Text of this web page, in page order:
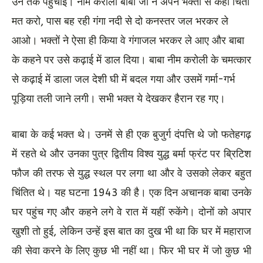
मत करो, पास बह रही गंगा नदी से दो कनस्तर जल भरकर ले
आओ। भक्तों ने ऐसा ही किया वे गंगाजल भरकर ले आए और बाबा
के कहने पर उसे कढ़ाई में डाल दिया। बाबा नीम करोली के चमत्कार
से कढ़ाई में डाला जल देशी घी में बदल गया और उसमें गर्मा-गर्भ
पूड़िया तली जाने लगी। सभी भक्त ये देखकर हैरान रह गए।
बाबा के कई भक्त थे। उनमें से ही एक बुजुर्ग दंपत्ति थे जो फतेहगढ़
में रहते थे और उनका पुत्र द्वितीय विश्व युद्ध बर्मा फ्रंट पर ब्रिटिश
फौज की तरफ से युद्ध स्थल पर लगा था और वे उसको लेकर बहुत
चिंतित थे। यह घटना 1943 की है। एक दिन अचानक बाबा उनके
घर पहुंच गए और कहने लगे वे रात में यहीं रुकेंगे। दोनों को अपार
खुशी तो हुई, लेकिन उन्हें इस बात का दुख भी था कि घर में महाराज
की सेवा करने के लिए कुछ भी नहीं था। फिर भी घर में जो कुछ भी